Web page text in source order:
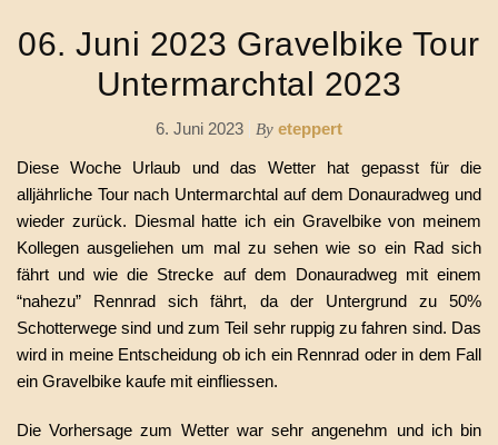
06. Juni 2023 Gravelbike Tour
Untermarchtal 2023
6. Juni 2023 By eteppert
Diese Woche Urlaub und das Wetter hat gepasst für die
alljährliche Tour nach Untermarchtal auf dem Donauradweg und
wieder zurück. Diesmal hatte ich ein Gravelbike von meinem
Kollegen ausgeliehen um mal zu sehen wie so ein Rad sich
fährt und wie die Strecke auf dem Donauradweg mit einem
“nahezu” Rennrad sich fährt, da der Untergrund zu 50%
Schotterwege sind und zum Teil sehr ruppig zu fahren sind. Das
wird in meine Entscheidung ob ich ein Rennrad oder in dem Fall
ein Gravelbike kaufe mit einfliessen.
Die Vorhersage zum Wetter war sehr angenehm und ich bin